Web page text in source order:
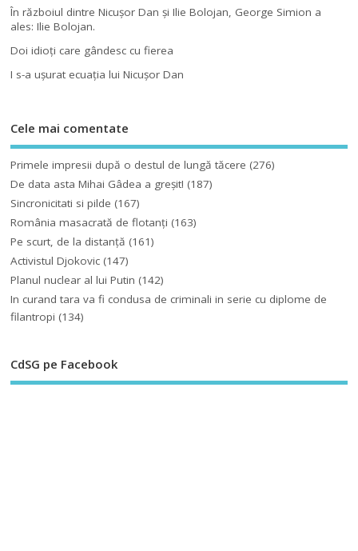
În războiul dintre Nicuşor Dan şi Ilie Bolojan, George Simion a
ales: Ilie Bolojan.
Doi idioţi care gândesc cu fierea
I s-a uşurat ecuaţia lui Nicuşor Dan
Cele mai comentate
Primele impresii după o destul de lungă tăcere (276)
De data asta Mihai Gâdea a greşit! (187)
Sincronicitati si pilde (167)
România masacrată de flotanţi (163)
Pe scurt, de la distanță (161)
Activistul Djokovic (147)
Planul nuclear al lui Putin (142)
In curand tara va fi condusa de criminali in serie cu diplome de
filantropi (134)
CdSG pe Facebook